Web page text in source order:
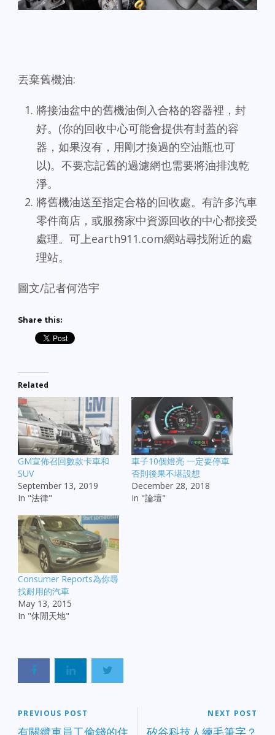
丟棄舊機油:
將接油盆中的舊機油倒入合格的容器裡，封
好。(你的回收中心可能會提供有封蓋的容
器，如果沒有，用剛才換過的空油瓶也可
以)。不要忘記舊的過濾網也需要將油排洩乾
淨。
將舊機油送至指定合格的回收處。有許多汽車
零件商店，或服務家中資源回收的中心都接受
處理。可上earth911.com網站尋找附近的處
理站。
圖文/記者何浩宇
Share this:
Related
GM宣佈召回數款卡車和
SUV
September 13, 2019
In "法律"
車子10個燈亮 一定要停車
否則後果不堪設想
December 28, 2018
In "論壇"
Consumer Reports為你尋
找耐用的汽車
May 13, 2015
In "休閒天地"
PREVIOUS POST
有關纜車員工偷錢的住
NEXT POST
矽谷科技人練毛筆字？